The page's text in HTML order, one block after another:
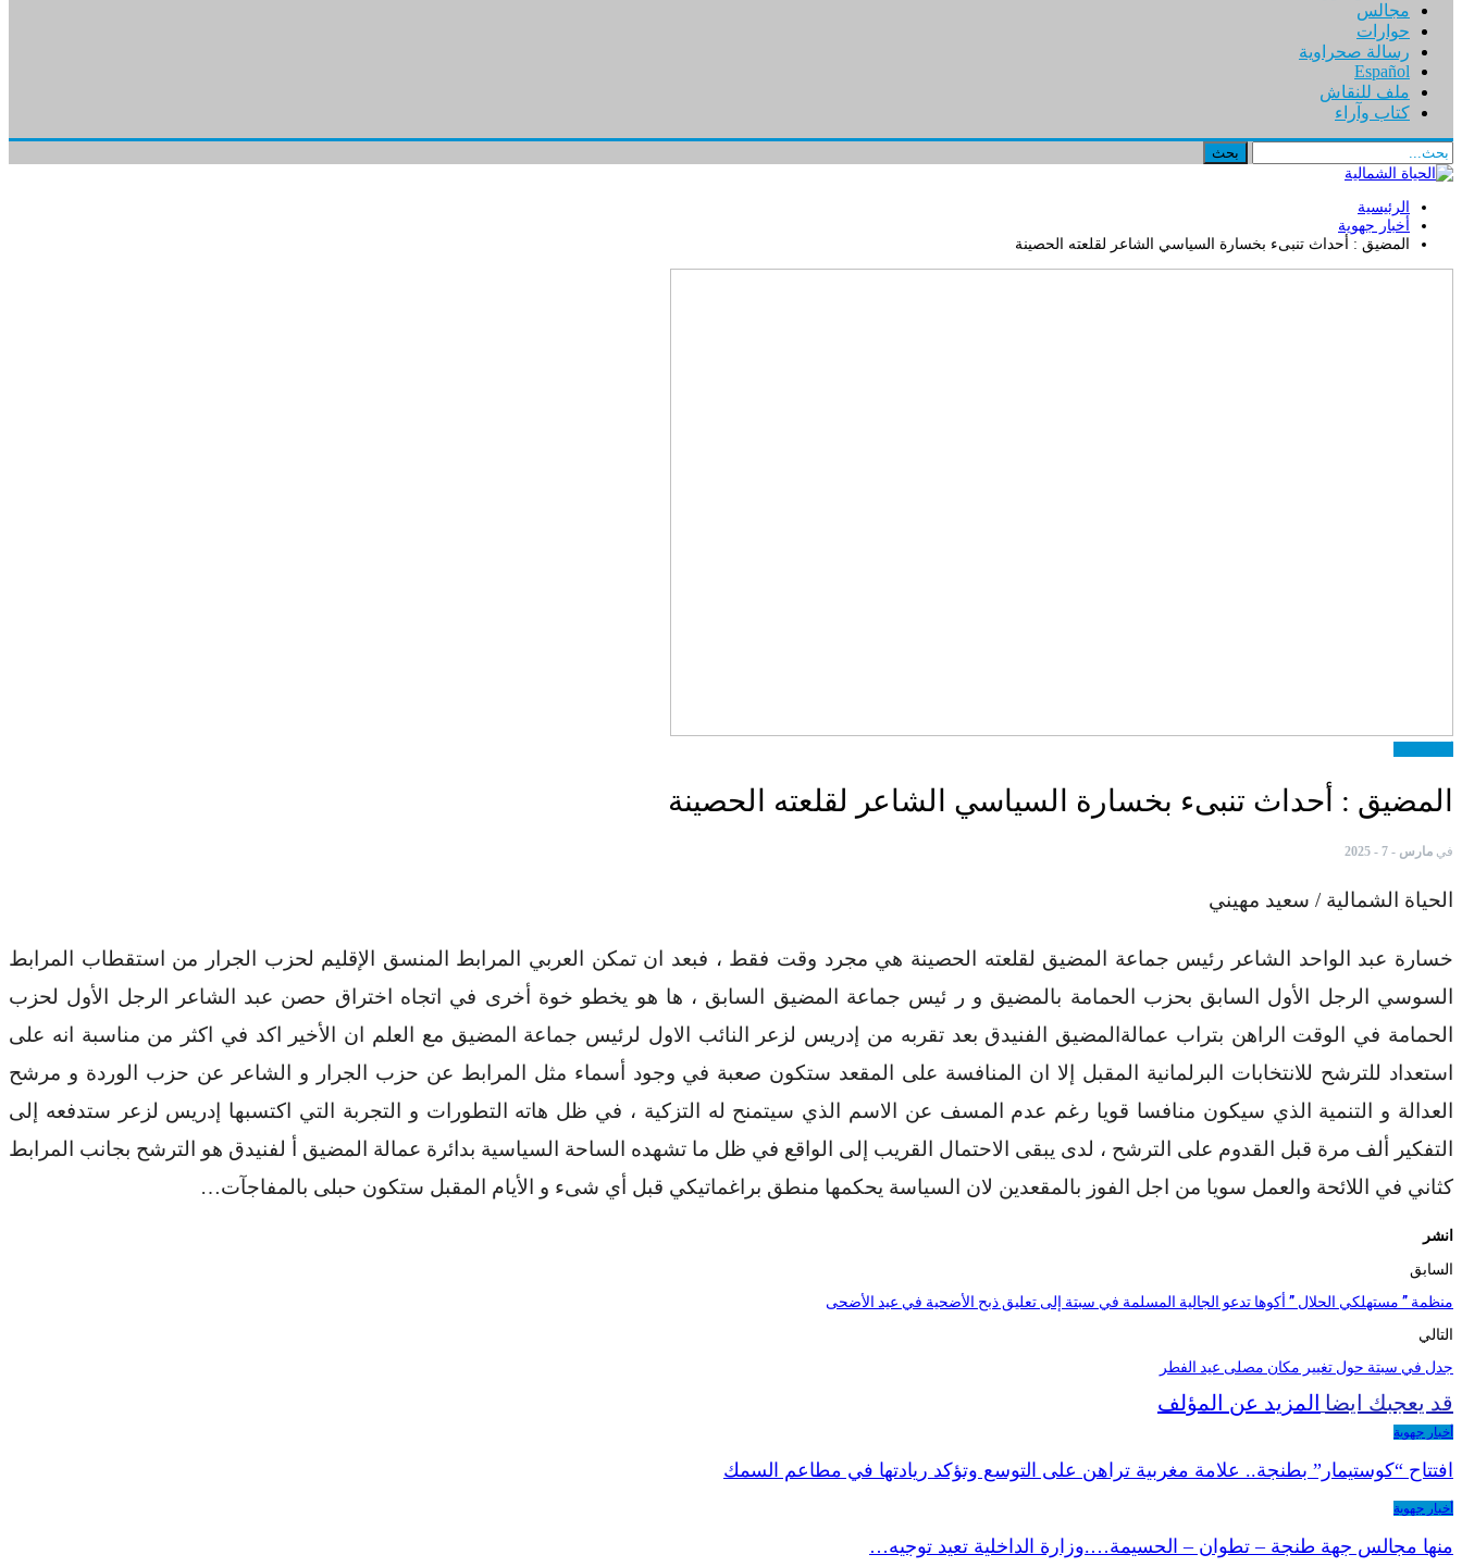
مجالس
حوارات
رسالة صحراوية
Español
ملف للنقاش
كتاب وآراء
الرئيسية
أخبار جهوية
المضيق : أحداث تنبىء بخسارة السياسي الشاعر لقلعته الحصينة
المضيق : أحداث تنبىء بخسارة السياسي الشاعر لقلعته الحصينة
في مارس - 7 - 2025
الحياة الشمالية / سعيد مهيني
خسارة عبد الواحد الشاعر رئيس جماعة المضيق لقلعته الحصينة هي مجرد وقت فقط ، فبعد ان تمكن العربي المرابط المنسق الإقليم لحزب الجرار من استقطاب المرابط
السوسي الرجل الأول السابق بحزب الحمامة بالمضيق و ر ئيس جماعة المضيق السابق ، ها هو يخطو خوة أخرى في اتجاه اختراق حصن عبد الشاعر الرجل الأول لحزب
الحمامة في الوقت الراهن بتراب عمالةالمضيق الفنيدق بعد تقربه من إدريس لزعر النائب الاول لرئيس جماعة المضيق مع العلم ان الأخير اكد في اكثر من مناسبة انه على
استعداد للترشح للانتخابات البرلمانية المقبل إلا ان المنافسة على المقعد ستكون صعبة في وجود أسماء مثل المرابط عن حزب الجرار و الشاعر عن حزب الوردة و مرشح
العدالة و التنمية الذي سيكون منافسا قويا رغم عدم المسف عن الاسم الذي سيتمنح له التزكية ، في ظل هاته التطورات و التجربة التي اكتسبها إدريس لزعر ستدفعه إلى
التفكير ألف مرة قبل القدوم على الترشح ، لدى يبقى الاحتمال القريب إلى الواقع في ظل ما تشهده الساحة السياسية بدائرة عمالة المضيق أ لفنيدق هو الترشح بجانب المرابط
كثاني في اللائحة والعمل سويا من اجل الفوز بالمقعدين لان السياسة يحكمها منطق براغماتيكي قبل أي شىء و الأيام المقبل ستكون حبلى بالمفاجآت…
انشر
السابق
منظمة ” مستهلكي الحلال ” أكوها تدعو الجالية المسلمة في سبتة إلى تعليق ذبح الأضحية في عيد الأضحى
التالي
جدل في سبتة حول تغيير مكان مصلى عيد الفطر
قد يعجبك ايضا المزيد عن المؤلف
أخبار جهوية
افتتاح “كوستيمار” بطنجة.. علامة مغربية تراهن على التوسع وتؤكد ريادتها في مطاعم السمك
أخبار جهوية
منها مجالس جهة طنجة – تطوان – الحسيمة….وزارة الداخلية تعيد توجيه…